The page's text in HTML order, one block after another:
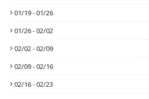
01/19 - 01/26
01/26 - 02/02
02/02 - 02/09
02/09 - 02/16
02/16 - 02/23